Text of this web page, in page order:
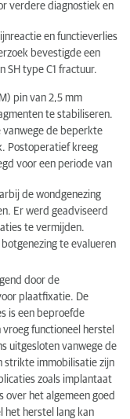
verdere diagnostiek en
en functieverlies
bevestigde een
SH type C1 fractuur.
pin van 2,5 mm
te stabiliseren.
vanwege de beperkte
Postoperatief kreeg
voor een periode van
de wondgenezing
Er werd geadviseerd
te vermijden.
te evalueren
door de
plaatfixatie. De
is een beproefde
functioneel herstel
uitgesloten vanwege de
strikte immobilisatie zijn
zoals implantaat
over het algemeen goed
het herstel lang kan